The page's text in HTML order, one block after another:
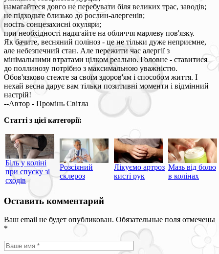
намагайтеся довго не перебувати біля великих трас, заводів;
не підходьте близько до рослин-алергенів;
носіть сонцезахисні окуляри;
при необхідності надягайте на обличчя марлеву пов'язку.
Як бачите, весняний поліноз - це не тільки дуже неприємне,
але небезпечний стан. Але пережити час алергії з
мінімальними втратами цілком реально. Головне - ставитися
до поллинозу потрібно з максимальною уважністю.
Обов'язково стежте за своїм здоров'ям і способом життя. І
нехай весна дарує вам тільки позитивні моменти і відмінний
настрій!
--Автор - Промінь Світла
Статті з цієї категорії:
Біль у коліні
при спуску зі
сходів
Розсіяний
склероз
Лікуємо артроз
кисті рук
Мазь від болю
в колінах
Оставить комментарий
Ваш email не будет опубликован. Обязательные поля отмечены
*